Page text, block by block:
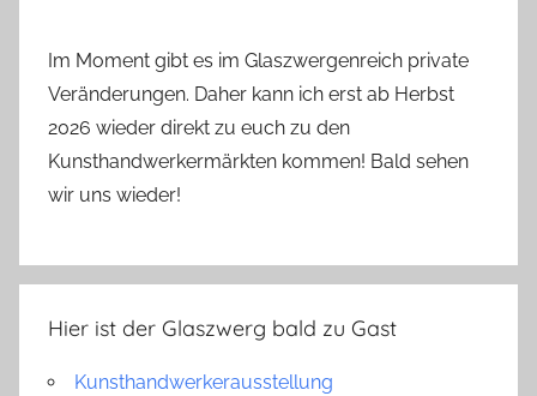
Im Moment gibt es im Glaszwergenreich private
Veränderungen. Daher kann ich erst ab Herbst
2026 wieder direkt zu euch zu den
Kunsthandwerkermärkten kommen! Bald sehen
wir uns wieder!
Hier ist der Glaszwerg bald zu Gast
Kunsthandwerkerausstellung